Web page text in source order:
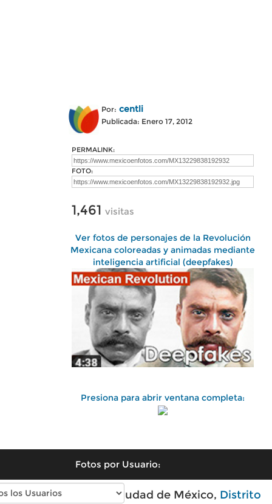
Por: centli
Publicada: Enero 17, 2012
PERMALINK:
FOTO:
1,461 visitas
Ver fotos de personajes de la Revolución
Mexicana coloreadas y animadas mediante
inteligencia artificial (deepfakes)
Presiona para abrir ventana completa:
Fotos por Usuario:
Fotos antiguas de Ciudad de México, Distrito